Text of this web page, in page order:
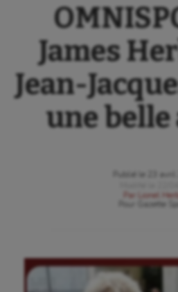
James
Jean-
une
Publié le
23 avril
Par
Lionel
Gazette